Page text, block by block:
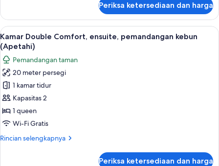
Kamar
Double
Tradisional,
ensuite,
pemandangan
kebun
(Tipanier)
Periksa ketersediaan dan harga
Lihat
semua
foto
untuk
Kamar
Double
Comfort,
ensuite,
pemandangan
(Apetahi)
Busa memori, tirai kedap cahaya,
16
Kamar Double Comfort, ensuite, pemandangan kebun
(Apetahi)
Pemandangan taman
20 meter persegi
1 kamar tidur
Kapasitas 2
1 queen
Wi-Fi Gratis
Rincian selengkapnya
Rincian
Periksa ketersediaan dan harga